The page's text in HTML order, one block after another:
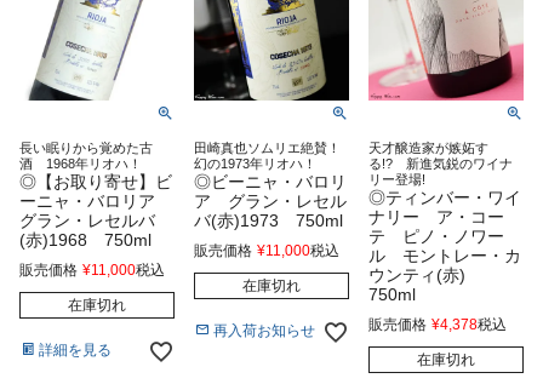
長い眠りから覚めた古
酒 1968年リオハ！
◎【お取り寄せ】ビ
ーニャ・バロリア
グラン・レセルバ
(赤)1968 750ml
販売価格 ¥11,000税込
在庫切れ
詳細を見る
田崎真也ソムリエ絶賛！
幻の1973年リオハ！
◎ビーニャ・バロリ
ア グラン・レセル
バ(赤)1973 750ml
販売価格 ¥11,000税込
在庫切れ
再入荷お知らせ
天才醸造家が嫉妬す
る!? 新進気鋭のワイナ
リー登場!
◎ティンバー・ワイ
ナリー ア・コー
テ ピノ・ノワー
ル モントレー・カ
ウンティ(赤)
750ml
販売価格 ¥4,378税込
在庫切れ